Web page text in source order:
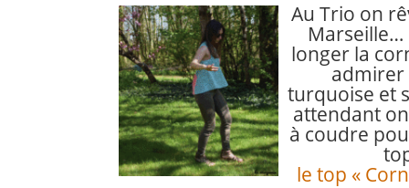
Au Trio on
longer la
admirer
turquoise et
attendant
à coudre
le top «